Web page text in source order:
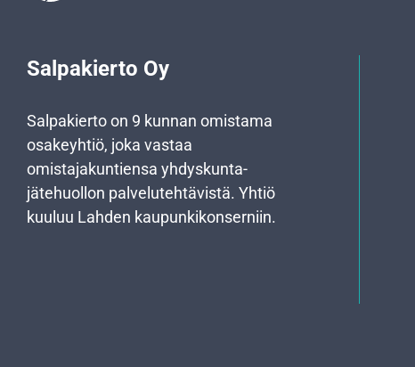
Salpakierto Oy
Salpakierto on 9 kunnan omistama
osakeyhtiö, joka vastaa
omistajakuntiensa yhdyskunta­
jätehuollon palvelutehtävistä. Yhtiö
kuuluu Lahden kaupunkikonserniin.